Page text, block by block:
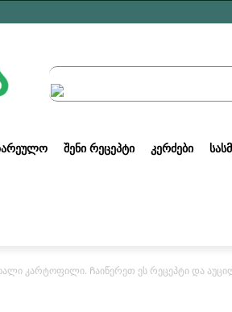
ᲨᲔᲜᲘ ᲠᲔᲪᲔᲞᲢᲘ ᲙᲔᲠᲫᲔᲑᲘ
კარტოფილი. Ჩაიწერეთ ეს რეცეპტი და